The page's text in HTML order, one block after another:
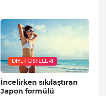
DIYET LISTELERI
İncelirken sıkılaştıran
Japon formülü